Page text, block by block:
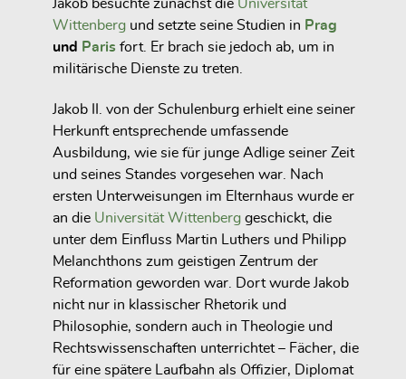
Jakob besuchte zunächst die Universität
Wittenberg und setzte seine Studien in Prag
und Paris fort. Er brach sie jedoch ab, um in
militärische Dienste zu treten.
Jakob II. von der Schulenburg erhielt eine seiner
Herkunft entsprechende umfassende
Ausbildung, wie sie für junge Adlige seiner Zeit
und seines Standes vorgesehen war. Nach
ersten Unterweisungen im Elternhaus wurde er
an die Universität Wittenberg geschickt, die
unter dem Einfluss Martin Luthers und Philipp
Melanchthons zum geistigen Zentrum der
Reformation geworden war. Dort wurde Jakob
nicht nur in klassischer Rhetorik und
Philosophie, sondern auch in Theologie und
Rechtswissenschaften unterrichtet – Fächer, die
für eine spätere Laufbahn als Offizier, Diplomat